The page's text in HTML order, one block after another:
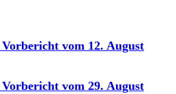
Vorbericht vom 12. August
Vorbericht vom 29. August